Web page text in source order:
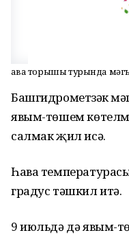
Һава торышы турында
Башгидрометүзәк
явым-төшем
салмак җил исә.
Һава
градус тәшкил итә.
9 июльдә дә явым-